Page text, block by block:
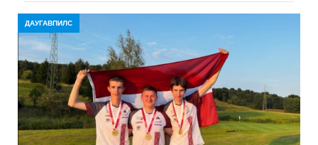
ДАУГАВПИЛС